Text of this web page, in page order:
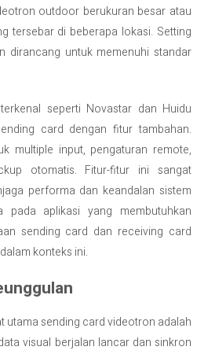
outdoor berukuran besar atau
tersebar di beberapa lokasi. Setting
dirancang untuk memenuhi standar
seperti Novastar dan Huidu
card dengan fitur tambahan.
multiple input, pengaturan remote,
otomatis. Fitur-fitur ini sangat
performa dan keandalan sistem
pada aplikasi yang membutuhkan
sending card dan receiving card
konteks ini.
utama sending card videotron adalah
visual berjalan lancar dan sinkron